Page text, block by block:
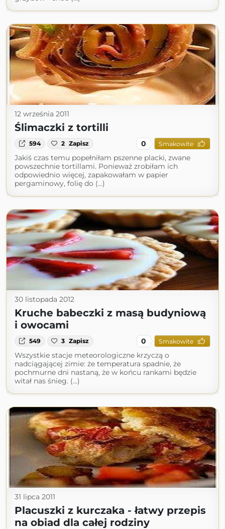
12 września 2011
Ślimaczki z tortilli
594 2 Zapisz 0 Smakowite
Jakiś czas temu popełniłam pszenne placki, zwane
powszechnie tortillami. Ponieważ zrobiłam ich
odpowiednio więcej, zapakowałam w papier
pergaminowy, folię do (...)
30 listopada 2012
Kruche babeczki z masą budyniową
i owocami
549 3 Zapisz 0 Smakowite
Wszystkie stacje meteorologiczne krzyczą o
nadciągającej zimie: że temperatura spadnie, że
pochmurne dni nastaną, że w końcu rankami będzie
witał nas śnieg. (...)
31 lipca 2011
Placuszki z kurczaka - łatwy przepis
na obiad dla całej rodziny